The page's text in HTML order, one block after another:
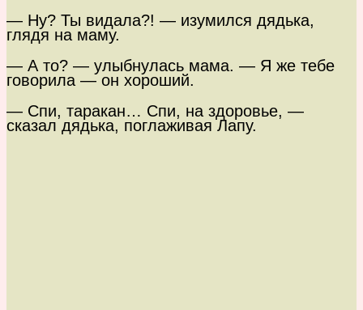
— Ну? Ты видала?! — изумился дядька,
глядя на маму.
— А то? — улыбнулась мама. — Я же тебе
говорила — он хороший.
— Спи, таракан… Спи, на здоровье, —
сказал дядька, поглаживая Лапу.